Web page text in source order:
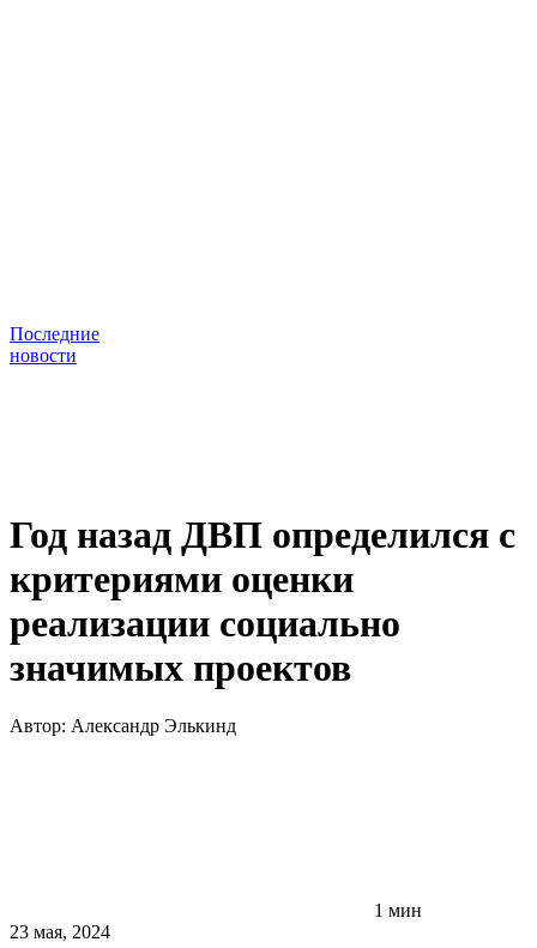
Последние
новости
Год назад ДВП определился с
критериями оценки
реализации социально
значимых проектов
Автор: Александр Элькинд
1 мин
23 мая, 2024